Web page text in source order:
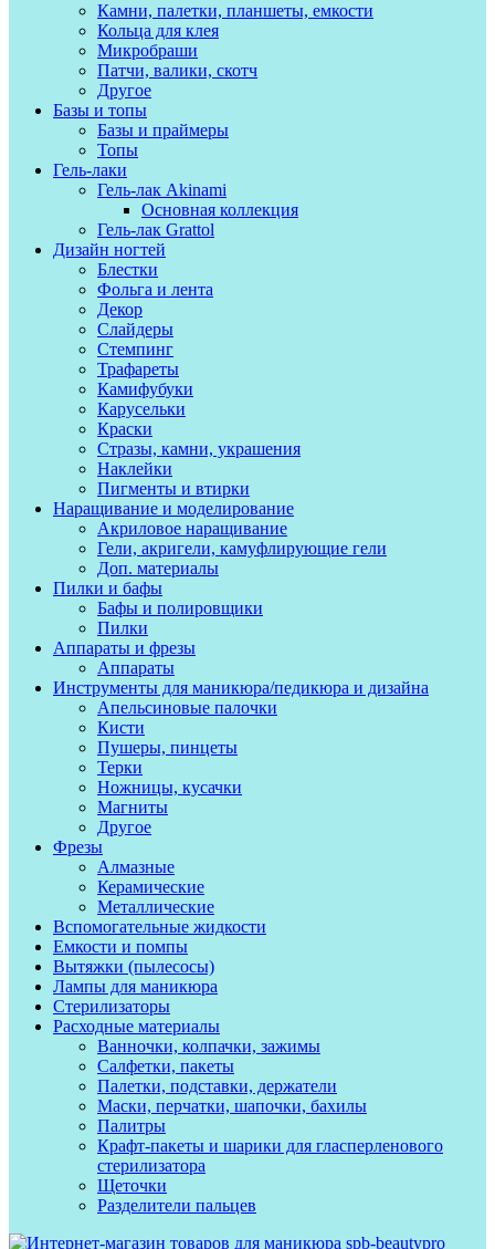
Камни, палетки, планшеты, емкости
Кольца для клея
Микробраши
Патчи, валики, скотч
Другое
Базы и топы
Базы и праймеры
Топы
Гель-лаки
Гель-лак Akinami
Основная коллекция
Гель-лак Grattol
Дизайн ногтей
Блестки
Фольга и лента
Декор
Слайдеры
Стемпинг
Трафареты
Камифубуки
Карусельки
Краски
Стразы, камни, украшения
Наклейки
Пигменты и втирки
Наращивание и моделирование
Акриловое наращивание
Гели, акригели, камуфлирующие гели
Доп. материалы
Пилки и бафы
Бафы и полировщики
Пилки
Аппараты и фрезы
Аппараты
Инструменты для маникюра/педикюра и дизайна
Апельсиновые палочки
Кисти
Пушеры, пинцеты
Терки
Ножницы, кусачки
Магниты
Другое
Фрезы
Алмазные
Керамические
Металлические
Вспомогательные жидкости
Емкости и помпы
Вытяжки (пылесосы)
Лампы для маникюра
Стерилизаторы
Расходные материалы
Ванночки, колпачки, зажимы
Салфетки, пакеты
Палетки, подставки, держатели
Маски, перчатки, шапочки, бахилы
Палитры
Крафт-пакеты и шарики для гласперленового
стерилизатора
Щеточки
Разделители пальцев